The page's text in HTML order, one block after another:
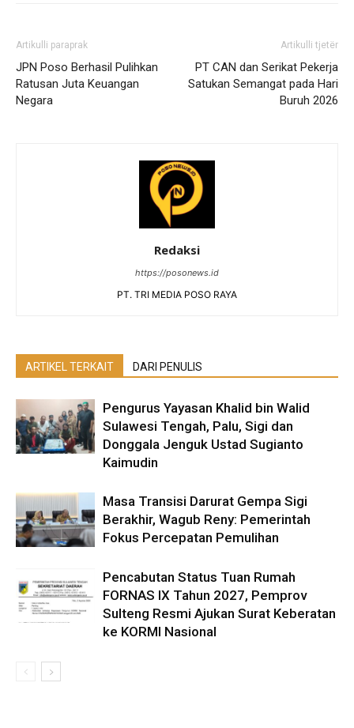
Artikulli paraprak
JPN Poso Berhasil Pulihkan
Ratusan Juta Keuangan
Negara
Artikulli tjetër
PT CAN dan Serikat Pekerja
Satukan Semangat pada Hari
Buruh 2026
Redaksi
https://posonews.id
PT. TRI MEDIA POSO RAYA
ARTIKEL TERKAIT DARI PENULIS
Pengurus Yayasan Khalid bin Walid
Sulawesi Tengah, Palu, Sigi dan
Donggala Jenguk Ustad Sugianto
Kaimudin
Masa Transisi Darurat Gempa Sigi
Berakhir, Wagub Reny: Pemerintah
Fokus Percepatan Pemulihan
Pencabutan Status Tuan Rumah
FORNAS IX Tahun 2027, Pemprov
Sulteng Resmi Ajukan Surat Keberatan
ke KORMI Nasional